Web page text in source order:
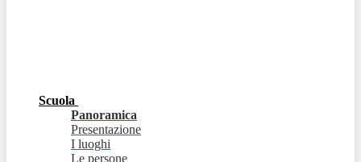
Scuola
Panoramica
Presentazione
I luoghi
Le persone